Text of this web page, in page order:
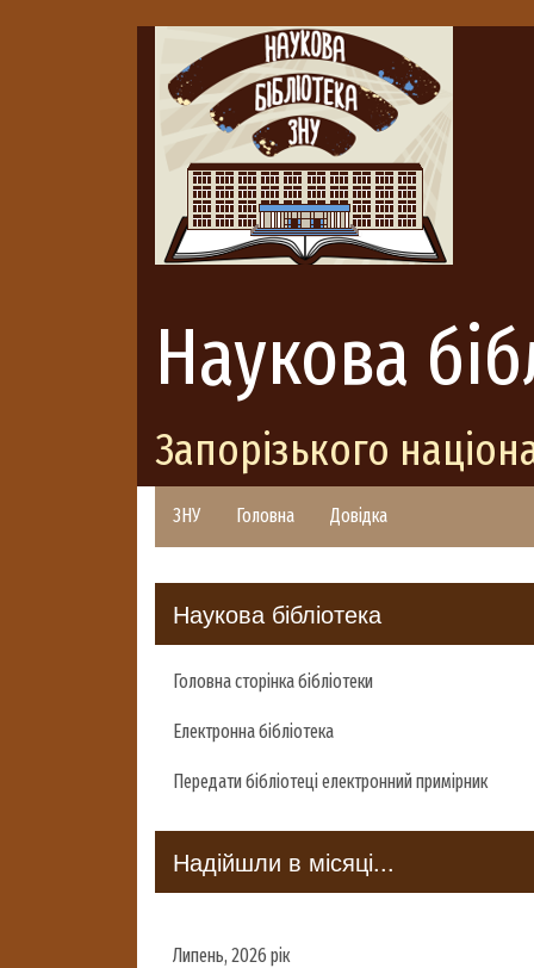
Наукова
Запорізького
ЗНУ Головна Довідка
Наукова бібліотека
Головна сторінка бібліотеки
Електронна бібліотека
Передати бібліотеці електронний примірник
Надійшли в місяці...
Липень, 2026 рік